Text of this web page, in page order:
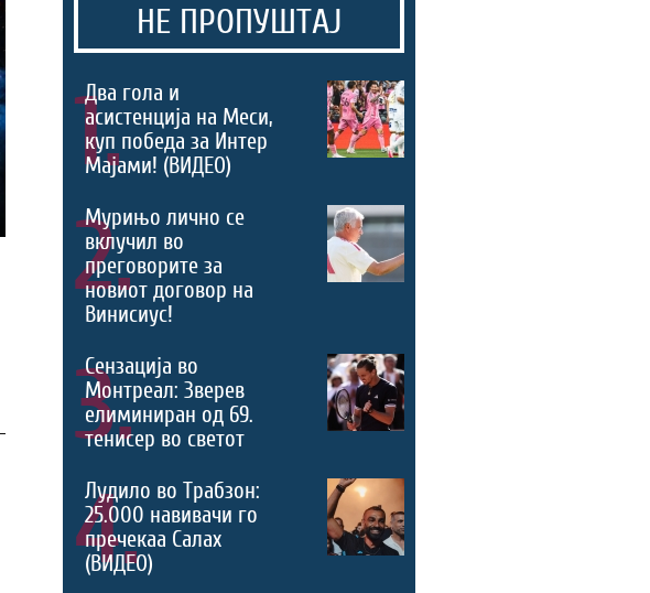
НЕ ПРОПУШТАЈ
1.
Два гола и
асистенција на Меси,
куп победа за Интер
Мајами! (ВИДЕО)
2.
Мурињо лично се
вклучил во
преговорите за
новиот договор на
Винисиус!
3.
Сензација во
Монтреал: Зверев
елиминиран од 69.
тенисер во светот
4.
Лудило во Трабзон:
25.000 навивачи го
пречекаа Салах
(ВИДЕО)